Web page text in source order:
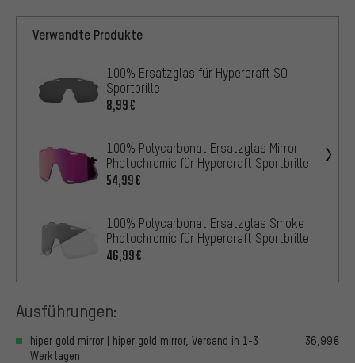
Verwandte Produkte
100% Ersatzglas für Hypercraft SQ
Sportbrille
8,99€
100% Polycarbonat Ersatzglas Mirror
Photochromic für Hypercraft Sportbrille
54,99€
100% Polycarbonat Ersatzglas Smoke
Photochromic für Hypercraft Sportbrille
46,99€
Ausführungen:
hiper gold mirror | hiper gold mirror, Versand in 1-3
Werktagen
36,99€